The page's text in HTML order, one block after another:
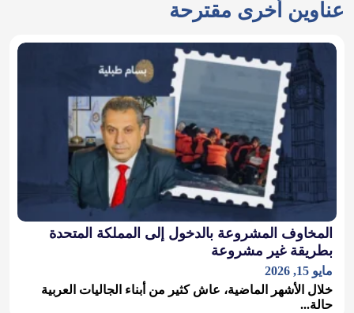
عناوين أخرى مقترحة
المخاوف المشروعة بالدخول إلى المملكة المتحدة
بطريقة غير مشروعة
مايو 15, 2026
خلال الأشهر الماضية، عاش كثير من أبناء الجاليات العربية
حالة...